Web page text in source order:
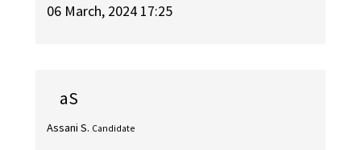
06 March, 2024 17:25
aS
Assani S. Candidate